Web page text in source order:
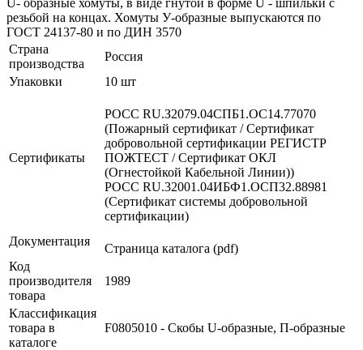
резьбой на концах. Хомуты У-образные выпускаются по
ГОСТ 24137-80 и по ДИН 3570
Страна
производства
Россия
Упаковки
10 шт
Сертификаты
РОСС RU.З2079.04СПБ1.ОС14.77070
(Пожарный сертификат / Сертификат
добровольной сертификации РЕГИСТР
ПОЖТЕСТ / Сертификат ОКЛ
(Огнестойкой Кабельной Линии))
РОСС RU.32001.04ИБФ1.ОСП32.88981
(Сертификат системы добровольной
сертификации)
Документация
Страница каталога (pdf)
Код
производителя
товара
1989
Классификация
товара в
каталоге
F0805010 - Скобы U-образные, П-образные